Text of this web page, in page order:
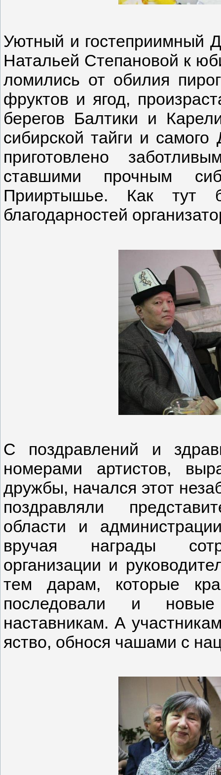
Уютный и гостеприимный
Натальей Степановой к
ломились от обилия
фруктов и ягод,
берегов Балтики и
сибирской тайги и
приготовлено
ставшими прочным
Прииртышье. Как тут
благодарностей
С поздравлений и
номерами артистов,
дружбы, начался этот
поздравляли
области и
вручая награды
организации и
тем дарам, которые
последовали и
наставникам. А
яство, обнося чашами с